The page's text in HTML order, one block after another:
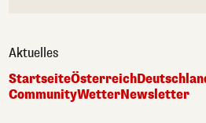
Aktuelles
StartseiteÖsterreich
CommunityWetterNewsletter